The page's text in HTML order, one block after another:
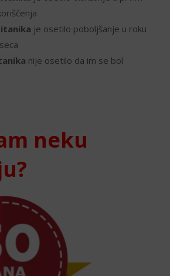
je osetilo poboljšanje u roku
nije osetilo da im se bol
neku